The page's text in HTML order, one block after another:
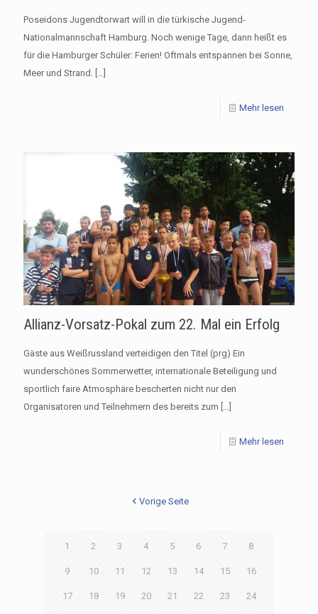
Poseidons Jugendtorwart will in die türkische Jugend-
Nationalmannschaft Hamburg. Noch wenige Tage, dann heißt es
für die Hamburger Schüler: Ferien! Oftmals entspannen bei Sonne,
Meer und Strand.
Mehr lesen
Allianz-Vorsatz-Pokal zum 22. Mal ein Erfolg
Gäste aus Weißrussland verteidigen den Titel (prg) Ein
wunderschönes Sommerwetter, internationale Beteiligung und
sportlich faire Atmosphäre bescherten nicht nur den
Organisatoren und Teilnehmern des bereits zum […]
Mehr lesen
Vorige Seite
1 2 3 4 5 6 7 8
9 10 11 12 13 14 15 16
17 18 19 20 21 22 23 24